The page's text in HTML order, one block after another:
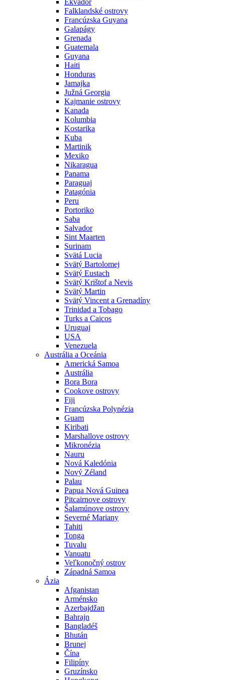
Ekvádor
Falklandské ostrovy
Francúzska Guyana
Galapágy
Grenada
Guatemala
Guyana
Haiti
Honduras
Jamajka
Južná Georgia
Kajmanie ostrovy
Kanada
Kolumbia
Kostarika
Kuba
Martinik
Mexiko
Nikaragua
Panama
Paraguaj
Patagónia
Peru
Portoriko
Saba
Salvador
Sint Maarten
Surinam
Svätá Lucia
Svätý Bartolomej
Svätý Eustach
Svätý Krištof a Nevis
Svätý Martin
Svätý Vincent a Grenadíny
Trinidad a Tobago
Turks a Caicos
Uruguaj
USA
Venezuela
Austrália a Oceánia
Americká Samoa
Austrália
Bora Bora
Cookove ostrovy
Fiji
Francúzska Polynézia
Guam
Kiribati
Marshallove ostrovy
Mikronézia
Nauru
Nová Kaledónia
Nový Zéland
Palau
Papua Nová Guinea
Pitcairnove ostrovy
Šalamúnove ostrovy
Severné Mariany
Tahiti
Tonga
Tuvalu
Vanuatu
Veľkonočný ostrov
Západná Samoa
Ázia
Afganistan
Arménsko
Azerbajdžan
Bahrajn
Bangladéš
Bhután
Brunej
Čína
Filipíny
Gruzínsko